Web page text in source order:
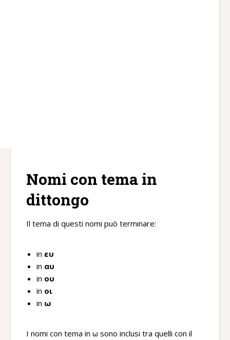
Nomi con tema in
dittongo
Il tema di questi nomi può terminare:
in ευ
in αυ
in ου
in οι
in ω
I nomi con tema in ω sono inclusi tra quelli con il